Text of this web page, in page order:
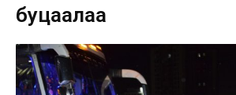
буцаалаа